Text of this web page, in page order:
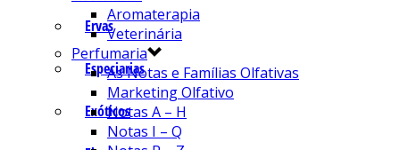
Ervas
Especiarias
Exóticos
Aromaterapia
Veterinária
Perfumaria
As Notas e Famílias Olfativas
Marketing Olfativo
Notas A – H
Notas I – Q